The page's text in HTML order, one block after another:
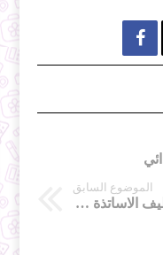

الموضوع السابق
🔴 معايير الانتقاء في مسابقة توظيف الاساتذة 2022